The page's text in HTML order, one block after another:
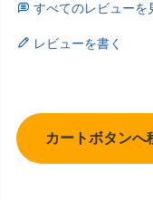
すべてのレビューを
レビューを書く
カートボタンへ